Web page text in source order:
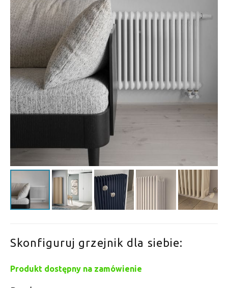
Skonfiguruj grzejnik dla siebie:
Produkt dostępny na zamówienie